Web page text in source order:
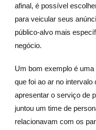
afinal, é possível
para veicular seus
público-alvo mais
negócio.
Um bom exemplo é uma
que foi ao ar no intervalo
apresentar o serviço de
juntou um time de
relacionavam com os